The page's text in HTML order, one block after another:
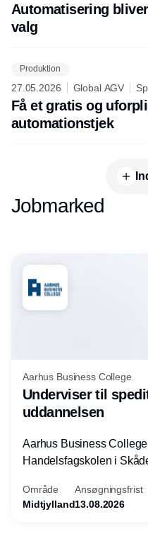
Automatisering
valg
Produktion
27.05.2026 Global AGV
Få et gratis og
automationstjek
Jobmarked
Aarhus Business College
Underviser til
uddannelsen
Aarhus Business
Handelsfagskolen i
Område
Midtjylland
Ansøgningsfrist
13.08.2026